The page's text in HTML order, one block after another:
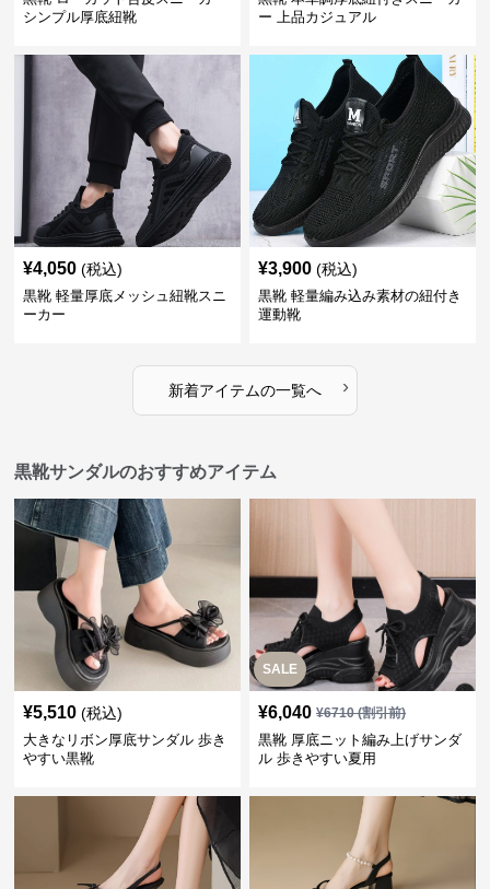
シンプル厚底紐靴
ー 上品カジュアル
¥4,050 (税込)
黒靴 軽量厚底メッシュ紐靴スニ
ーカー
¥3,900 (税込)
黒靴 軽量編み込み素材の紐付き
運動靴
新着アイテムの一覧へ ›
黒靴サンダルのおすすめアイテム
¥5,510 (税込)
大きなリボン厚底サンダル 歩き
やすい黒靴
SALE
¥6,040 ¥6710(割引前)
黒靴 厚底ニット編み上げサンダ
ル 歩きやすい夏用